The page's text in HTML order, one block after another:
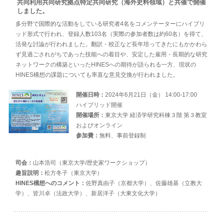
共同利用共同研究拠点特定共同研究（海外史料領域）と共催で開催
しました。
多分野で国際的な活動をしている研究者4名をコメンテーターにハイブリ
ッド形式で行われ、登録人数103名（実際の参加者数は約60名）を得て、
活発な討論が行われました。翻訳・校正など長年培ってきたにもかかわら
ず見過ごされがちであった技能への着目や、安定した雇用・長期的な研究
ネットワークの構築といったHINESへの期待が語られる一方、現状の
HINES構想の課題についても率直な意見交換が行われました。
開催日時： 2024年6月21日（金） 14:00-17:00
ハイブリッド開催
開催場所： 東京大学 経済学研究科棟３階 第３教室
およびオンライン
参加費： 無料、事前登録制
司会： 山本浩司（東京大学/歴史家ワークショップ）
趣旨説明： 松方冬子（東京大学）
HINES構想へのコメント： 佐野真由子（京都大学）、佐藤雄基（立教大
学）、皆川卓（法政大学）、新居洋子（大東文化大学）